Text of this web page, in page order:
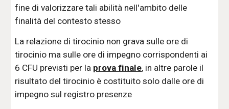
fine di valorizzare tali abilità nell'ambito delle
finalità del contesto stesso
La relazione di tirocinio non grava sulle ore di
tirocinio ma sulle ore di impegno corrispondenti ai
6 CFU previsti per la prova finale, in altre parole il
risultato del tirocinio è costituito solo dalle ore di
impegno sul registro presenze